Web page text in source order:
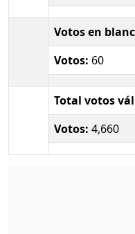
Votos en
Votos: 60
Total votos
Votos: 4,660